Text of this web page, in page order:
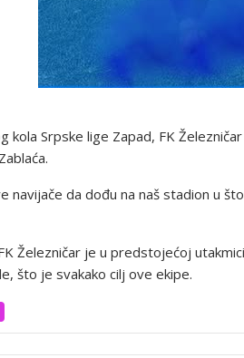
kola Srpske lige Zapad, FK
navijače da dođu na naš stadion u
Železničar je u predstojećoj
što je svakako cilj ove ekipe.